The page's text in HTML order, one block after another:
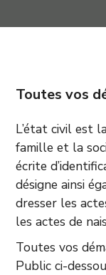
Toutes vos
L’état civil est
famille et la
écrite
désigne ainsi
dresser les
les actes de
Toutes vos
Public ci-